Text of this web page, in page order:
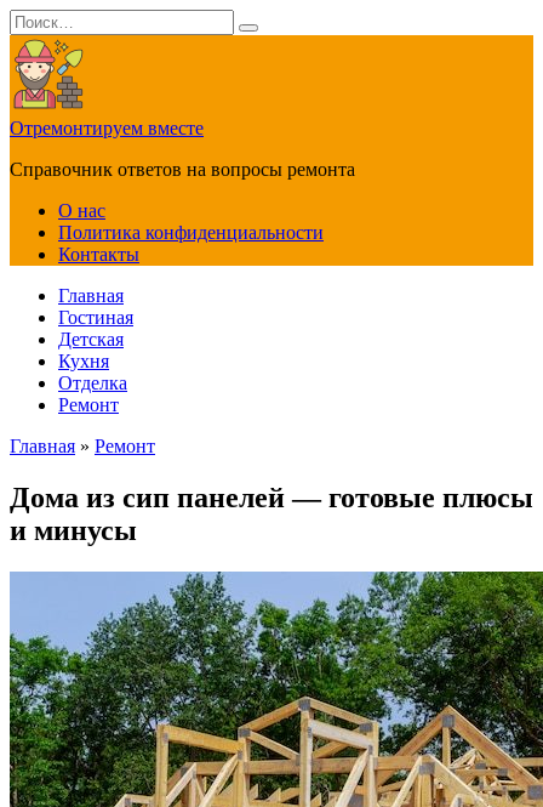
Перейти
к
содержанию
Search
for:
Отремонтируем вместе
Справочник ответов на вопросы ремонта
О нас
Политика конфиденциальности
Контакты
Главная
Гостиная
Детская
Кухня
Отделка
Ремонт
Главная » Ремонт
Дома из сип панелей — готовые плюсы
и минусы